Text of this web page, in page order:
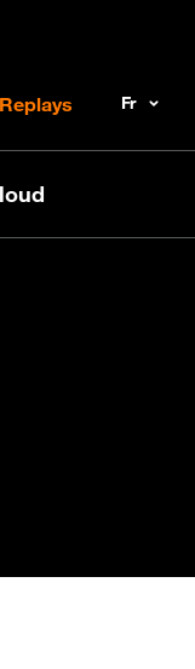
Replays